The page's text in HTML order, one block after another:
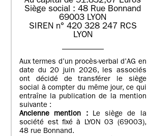
Siège social : 48 Rue Bonnand
69003 LYON
SIREN n° 420 328 247 RCS
LYON
Aux termes d’un procès-verbal d’AG en
date du 20 juin 2026, les associés
ont décidé de transférer le siège
social à compter du même jour, ce qui
entraîne la publication de la mention
suivante :
Ancienne mention : Le siège de la
société est fixé à LYON 03 (69003),
48 rue Bonnand.